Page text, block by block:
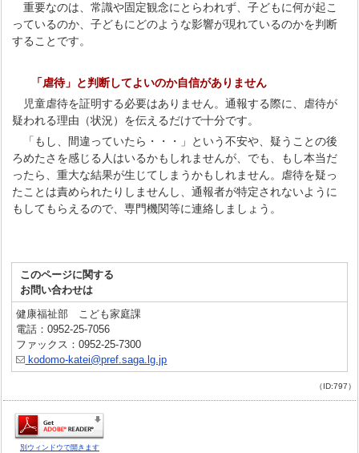
重要なのは、常識や固定観念にとらわれず、子どもに何が起こ
っているのか、子どもにどのような影響が現れているのかを判断
することです。
「虐待」と判断してよいのか自信がありません
児童虐待を証明する必要はありません。通報する際に、虐待が
疑われる理由（状況）を伝えるだけで十分です。
「もし、間違っていたら・・・」という不安や、疑うことの後
ろめたさを感じる人はいるかもしれませんが、でも、もし本当だ
ったら、重大な結果が生じてしまうかもしれません。虐待を疑っ
たことは責められたりしませんし、通報者が特定されないように
もしてもらえるので、専門機関等に連絡しましょう。
このページに関する
お問い合わせは
健康福祉部 こども家庭課
電話：0952-25-7056
ファックス：0952-25-7300
kodomo-katei@pref.saga.lg.jp
（ID:797）
別ウィンドウで開きます